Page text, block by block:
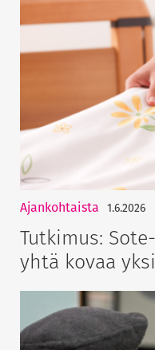
Ajankohtaista 1.6.2026
Tutkimus:
yhtä kovaa